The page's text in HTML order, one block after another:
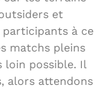
et
participants à ce
matchs pleins
loin possible. Il
alors attendons